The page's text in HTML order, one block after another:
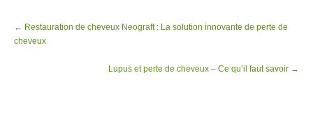
navigation
← Restauration de cheveux Neograft : La solution innovante de perte de
cheveux
Lupus et perte de cheveux – Ce qu’il faut savoir →